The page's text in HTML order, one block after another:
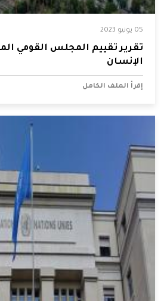
05 يونيو 2023
تقرير تقييم المجلس القومي
الإنسان
إقرأ الملف الكامل